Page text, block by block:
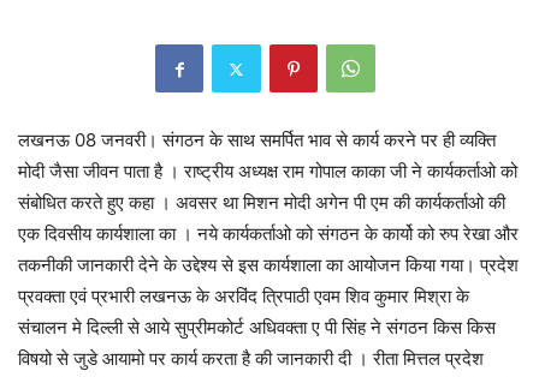
लखनऊ 08 जनवरी। संगठन के साथ समर्पित भाव से कार्य करने पर ही व्यक्ति
मोदी जैसा जीवन पाता है । राष्ट्रीय अध्यक्ष राम गोपाल काका जी ने कार्यकर्ताओ को
संबोधित करते हुए कहा । अवसर था मिशन मोदी अगेन पी एम की कार्यकर्ताओ की
एक दिवसीय कार्यशाला का । नये कार्यकर्ताओ को संगठन के कार्यो को रुप रेखा और
तकनीकी जानकारी देने के उद्देश्य से इस कार्यशाला का आयोजन किया गया। प्रदेश
प्रवक्ता एवं प्रभारी लखनऊ के अरविंद त्रिपाठी एवम शिव कुमार मिश्रा के
संचालन मे दिल्ली से आये सुप्रीमकोर्ट अधिवक्ता ए पी सिंह ने संगठन किस किस
विषयो से जुडे आयामो पर कार्य करता है की जानकारी दी । रीता मित्तल प्रदेश